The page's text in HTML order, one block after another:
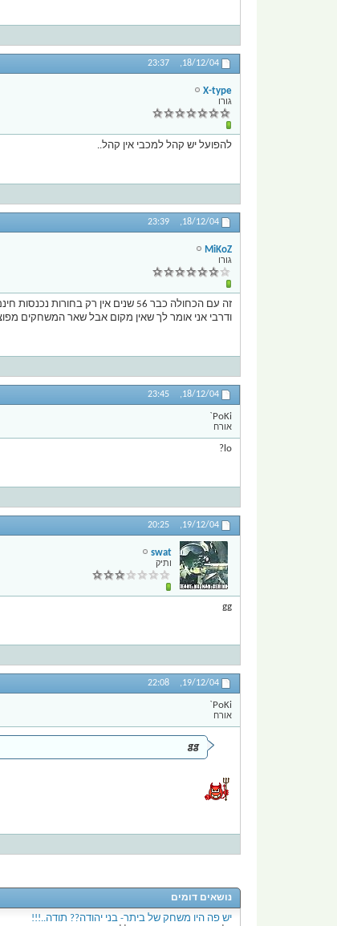
18/12/04,
23:37
X-type
גורו
להפועל יש קהל למכבי אין קהל..
18/12/04,
23:39
MiKoZ
גורו
זה עם הכחולה כבר 56 שנים אין רק בחורות נכנסות חינם..
ודרבי אני אומר לך שאין מקום אבל שאר המשחקים
18/12/04,
23:45
PoKi`
אורח
lo?
19/12/04,
20:25
swat
ותיק
gg
19/12/04,
22:08
PoKi`
אורח
gg
נושאים דומים
יש פה היו משחק של ביתר- בני יהודה?? תודה..!!!